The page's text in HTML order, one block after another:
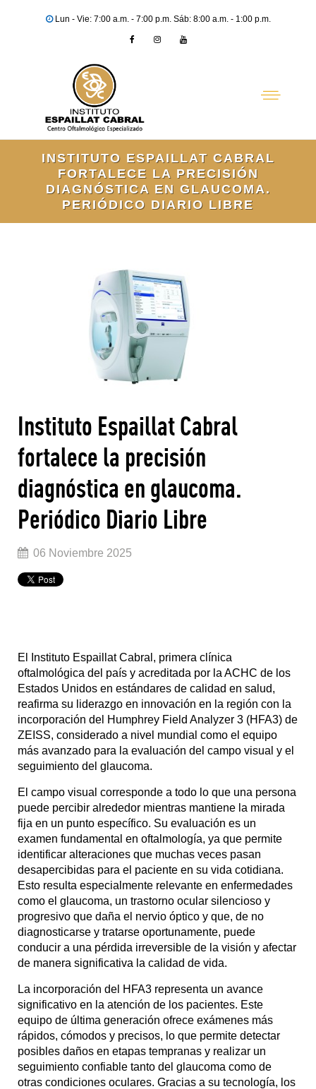
Lun - Vie: 7:00 a.m. - 7:00 p.m. Sáb: 8:00 a.m. - 1:00 p.m.
INSTITUTO ESPAILLAT CABRAL
FORTALECE LA PRECISIÓN
DIAGNÓSTICA EN GLAUCOMA.
PERIÓDICO DIARIO LIBRE
Instituto Espaillat Cabral
fortalece la precisión
diagnóstica en glaucoma.
Periódico Diario Libre
06 Noviembre 2025
El Instituto Espaillat Cabral, primera clínica
oftalmológica del país y acreditada por la ACHC de los
Estados Unidos en estándares de calidad en salud,
reafirma su liderazgo en innovación en la región con la
incorporación del Humphrey Field Analyzer 3 (HFA3) de
ZEISS, considerado a nivel mundial como el equipo
más avanzado para la evaluación del campo visual y el
seguimiento del glaucoma.
El campo visual corresponde a todo lo que una persona
puede percibir alrededor mientras mantiene la mirada
fija en un punto específico. Su evaluación es un
examen fundamental en oftalmología, ya que permite
identificar alteraciones que muchas veces pasan
desapercibidas para el paciente en su vida cotidiana.
Esto resulta especialmente relevante en enfermedades
como el glaucoma, un trastorno ocular silencioso y
progresivo que daña el nervio óptico y que, de no
diagnosticarse y tratarse oportunamente, puede
conducir a una pérdida irreversible de la visión y afectar
de manera significativa la calidad de vida.
La incorporación del HFA3 representa un avance
significativo en la atención de los pacientes. Este
equipo de última generación ofrece exámenes más
rápidos, cómodos y precisos, lo que permite detectar
posibles daños en etapas tempranas y realizar un
seguimiento confiable tanto del glaucoma como de
otras condiciones oculares. Gracias a su tecnología, los